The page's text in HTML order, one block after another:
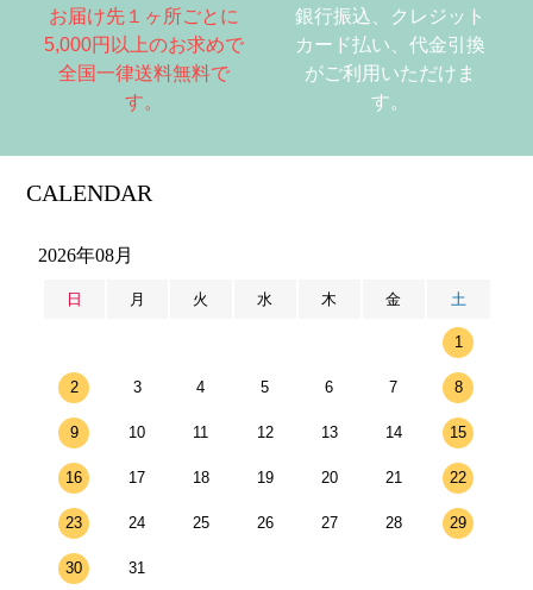
お届け先１ヶ所ごとに
5,000円以上のお求めで
全国一律送料無料で
す。
銀行振込、クレジット
カード払い、代金引換
がご利用いただけま
す。
CALENDAR
2026年08月
日 月 火 水 木 金 土
1
2 3 4 5 6 7 8
9 10 11 12 13 14 15
16 17 18 19 20 21 22
23 24 25 26 27 28 29
30 31